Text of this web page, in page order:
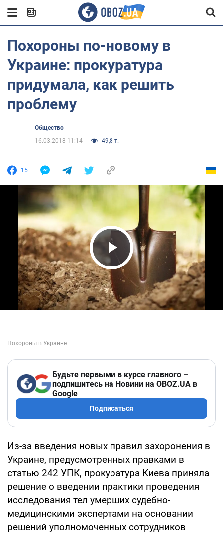
Похороны по-новому в
Украине: прокуратура
придумала, как решить
проблему
Общество
16.03.2018 11:14
49,8 т.
15
Play Video
Будьте первыми в курсе главного –
подпишитесь на Новини на OBOZ.UA в
Google
Подписаться
Из-за введения новых правил захоронения в
Украине, предусмотренных правками в
статью 242 УПК, прокуратура Киева приняла
решение о введении практики проведения
исследования тел умерших судебно-
медицинскими экспертами на основании
решений уполномоченных сотрудников